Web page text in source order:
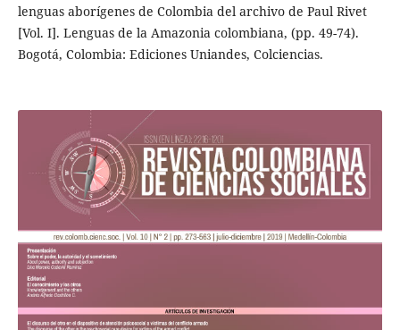
lenguas aborígenes de Colombia del archivo de Paul Rivet
[Vol. I]. Lenguas de la Amazonia colombiana, (pp. 49-74).
Bogotá, Colombia: Ediciones Uniandes, Colciencias.